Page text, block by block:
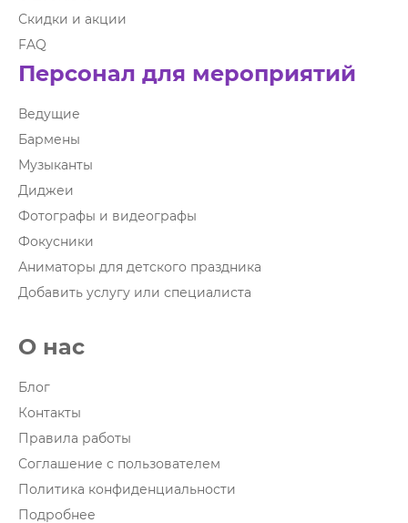
Скидки и акции
FAQ
Персонал для мероприятий
Ведущие
Бармены
Музыканты
Диджеи
Фотографы и видеографы
Фокусники
Аниматоры для детского праздника
Добавить услугу или специалиста
О нас
Блог
Контакты
Правила работы
Соглашение с пользователем
Политика конфиденциальности
Подробнее